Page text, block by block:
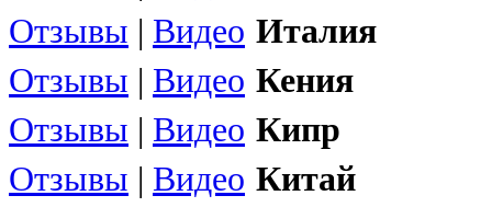
Отзывы | Видео Италия
Отзывы | Видео Кения
Отзывы | Видео Кипр
Отзывы | Видео Китай